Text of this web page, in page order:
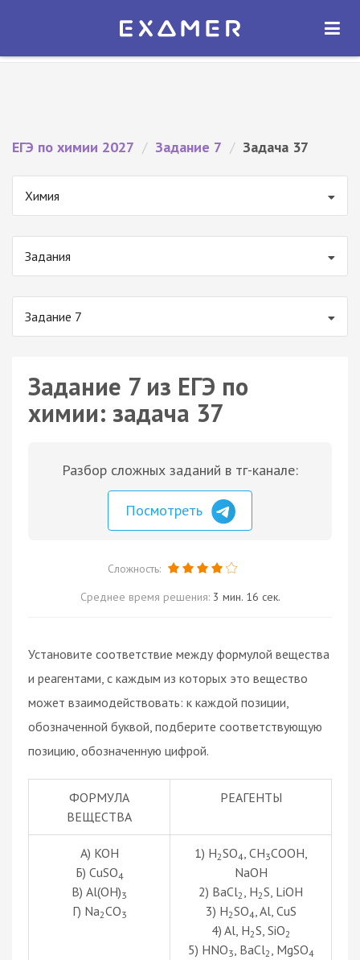
Экзамер — ЕГЭ 2027
ОТКРЫТЬ
ЕГЭ по химии 2027 / Задание 7 / Задача 37
Химия
Задания
Задание 7
Задание 7 из ЕГЭ по
химии: задача 37
Разбор сложных заданий в тг-канале:
Посмотреть
Сложность:
Среднее время решения: 3 мин. 16 сек.
Установите соответствие между формулой вещества
и реагентами, с каждым из которых это вещество
может взаимодействовать: к каждой позиции,
обозначенной буквой, подберите соответствующую
позицию, обозначенную цифрой.
ФОРМУЛА
ВЕЩЕСТВА
РЕАГЕНТЫ
A) KOH
Б) CuSO4
В) Al(OH)3
Г) Na2CO3
1) H2SO4 , CH3COOH,
NaOH
2) BaCl2 , H2S, LiOH
3) H2SO4 , Al, CuS
4) Al, H2S, SiO2
5) HNO3 , BaCl2 , MgSO4